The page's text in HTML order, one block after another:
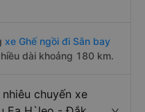
xe Ghế ngồi đi Sân bay
dài khoảng 180 km.
chuyến xe